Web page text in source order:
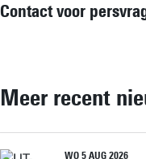
Contact voor
Meer recent
WO 5 AUG 2026